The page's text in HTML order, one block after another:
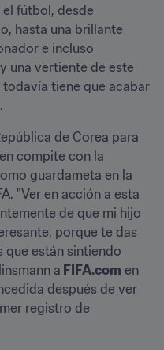
fútbol, desde
hasta una brillante
e incluso
una vertiente de este
tiene que acabar
de Corea para
compite con la
guardameta en la
"Ver en acción a esta
de que mi hijo
porque te das
que están sintiendo
a FIFA.com en
después de ver
registro de